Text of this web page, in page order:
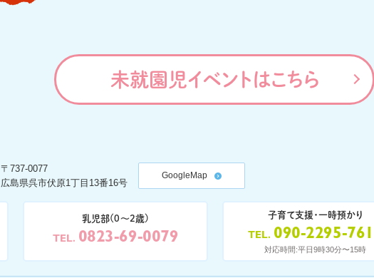
未就園児イベントはこちら
〒737-0077
広島県呉市伏原1丁目13番16号
GoogleMap
乳児部(0〜2歳)
TEL 0823-69-0079
子育て支援・一時預かり
TEL 090-2295-
対応時間:平日9時30分〜15時